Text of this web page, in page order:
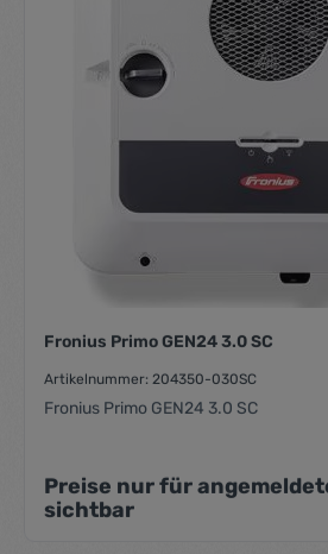
Fronius Primo GEN24 3.0 SC
Artikelnummer: 204350-030SC
Fronius Primo GEN24 3.0 SC
Preise nur für
sichtbar